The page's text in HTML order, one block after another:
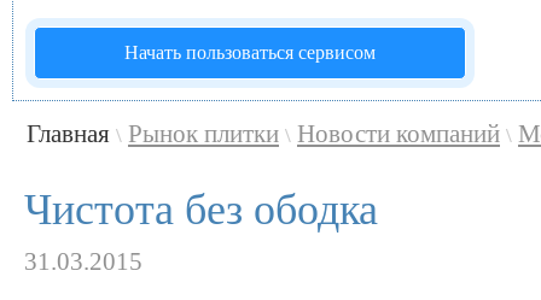
Начать пользоваться сервисом
Главная \ Рынок плитки \ Новости компаний \
Чистота без ободка
31.03.2015